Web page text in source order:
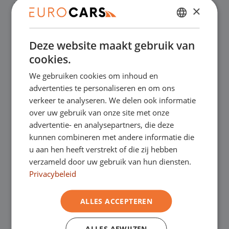
✔
Financial lease – Soepele acceptatie
Gratis thuisbezorgd bij online aankoop
Onze showrooms
Je bent van harte welkom in een van onze
showrooms om de occasions te bekijken –
en natuurlijk voor een lekkere kop koffie!
kunt in Asten terecht voor onze
DUTCH
ENGLISH
×
Deze website maakt gebruik van
cookies.
We gebruiken cookies om inhoud en
advertenties te personaliseren en om ons
verkeer te analyseren. We delen ook informatie
over uw gebruik van onze site met onze
advertentie- en analysepartners, die deze
kunnen combineren met andere informatie die
u aan hen heeft verstrekt of die zij hebben
verzameld door uw gebruik van hun diensten.
Privacybeleid
ALLES ACCEPTEREN